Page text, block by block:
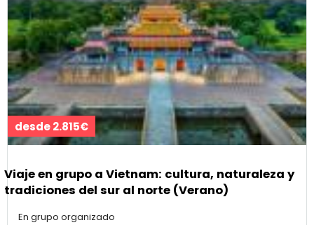
desde 2.815€
Viaje en grupo a Vietnam: cultura, naturaleza y
tradiciones del sur al norte (Verano)
En grupo organizado